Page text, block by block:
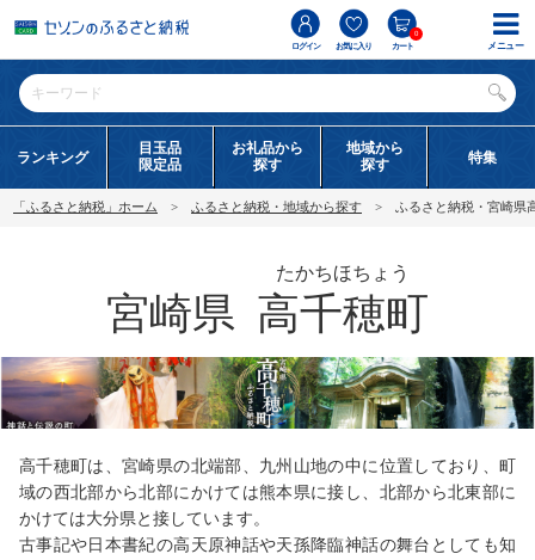
ログイン お気に入り カート
0
ランキング
目玉品
限定品
お礼品から
探す
地域から
探す
特集
「ふるさと納税」ホーム ふるさと納税・地域から探す ふるさと納税・宮崎県
宮崎県 高千穂町
たかちほちょう
高千穂町は、宮崎県の北端部、九州山地の中に位置しており、町
域の西北部から北部にかけては熊本県に接し、北部から北東部に
かけては大分県と接しています。
古事記や日本書紀の高天原神話や天孫降臨神話の舞台としても知
メニュー